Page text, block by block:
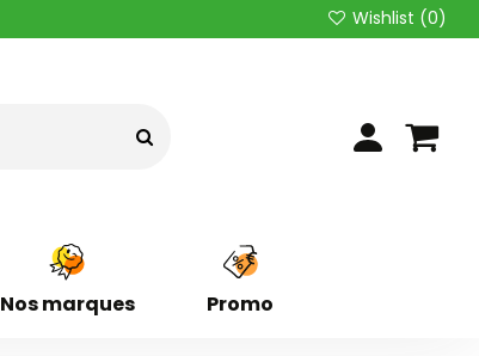
Wishlist (0)
Nos marques Promo